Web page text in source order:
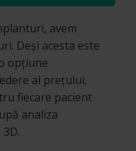
avem
Deși acesta este
opțiune
al prețului,
fiecare pacient
analiza